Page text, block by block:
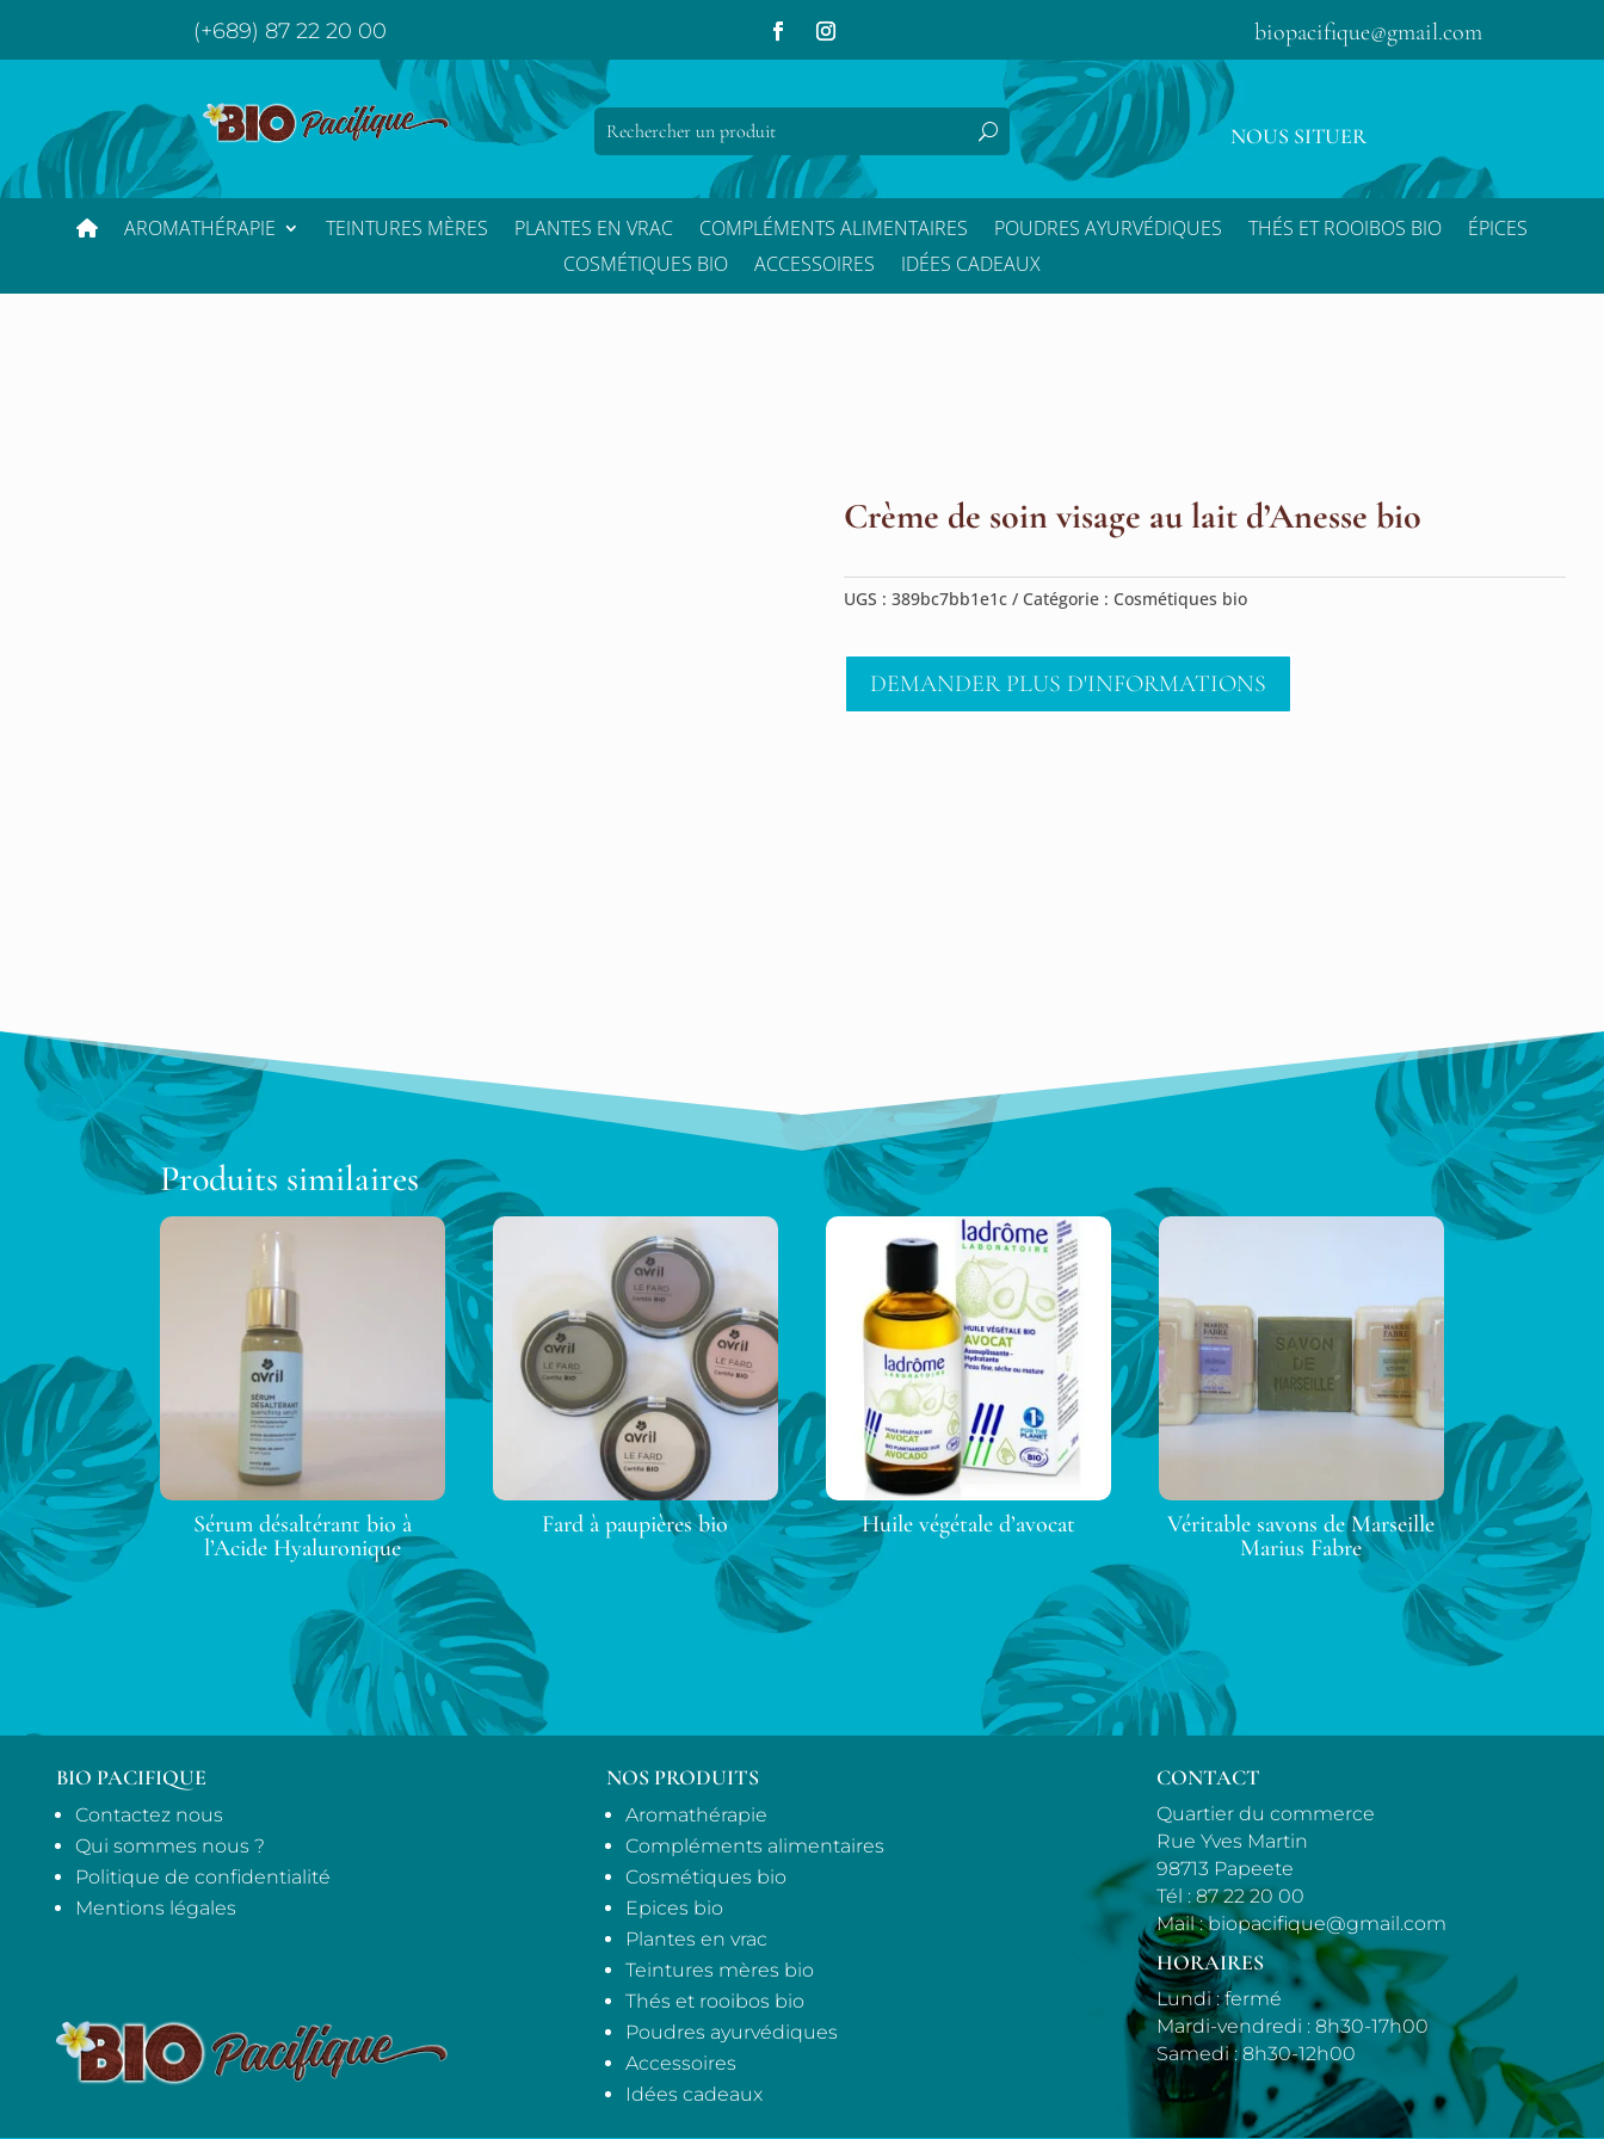
(+689) 87 22 20 00 biopacifique@gmail.com
NOUS SITUER
AROMATHÉRAPIE TEINTURES MÈRES PLANTES EN VRAC COMPLÉMENTS ALIMENTAIRES POUDRES AYURVÉDIQUES THÉS ET ROOIBOS BIO
ÉPICES
COSMÉTIQUES BIO
ACCESSOIRES IDÉES CADEAUX
Crème de soin visage au lait d’Anesse bio
UGS :389bc7bb1e1c Catégorie : Cosmétiques bio
DEMANDER PLUS D'INFORMATIONS
Produits similaires
Sérum désaltérant bio à
l’Acide Hyaluronique
Fard à paupières bio Huile végétale d’avocat
Véritable savons de Marseille
Marius Fabre
BIO PACIFIQUE
Contactez nous
Qui sommes nous ?
Politique de confidentialité
Mentions légales
NOS PRODUITS
Aromathérapie
Compléments alimentaires
Cosmétiques bio
Epices bio
Plantes en vrac
Teintures mères bio
Thés et rooibos bio
Poudres ayurvédiques
Accessoires
Idées cadeaux
CONTACT
Quartier du commerce
Rue Yves Martin
98713 Papeete
Tél :87 22 20 00
Mail :biopacifique@gmail.com
HORAIRES
Lundi : fermé
Mardi-vendredi : 8h30-17h00
Samedi : 8h30-12h00